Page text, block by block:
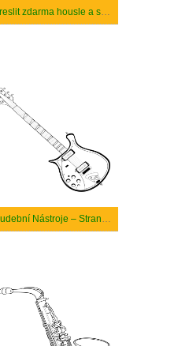
Kreslit zdarma housle a smyčec
Hudební Nástroje – Strana 12